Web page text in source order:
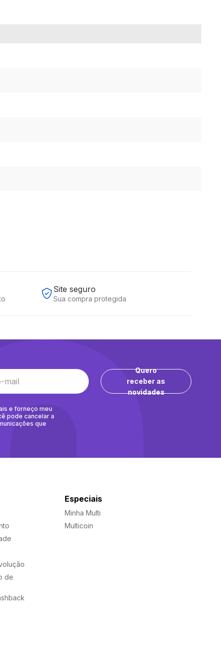
Site seguro
Sua compra protegida
Quero
receber as
novidades
e forneço meu
pode cancelar a
que
de
Especiais
Minha Multi
Multicoin